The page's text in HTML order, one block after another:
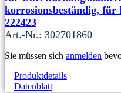
korrosionsbeständig,
222423
Art.-Nr.: 302701860
Sie müssen sich anmelden
Produktdetails
Datenblatt